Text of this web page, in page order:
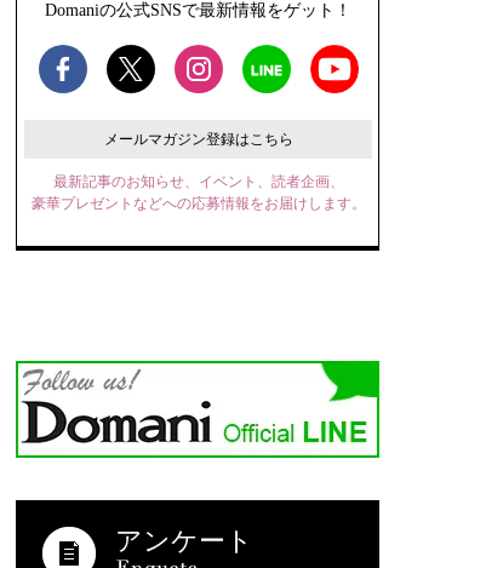
Domaniの公式SNSで最新情報をゲット！
メールマガジン登録はこちら
最新記事のお知らせ、イベント、読者企画、
豪華プレゼントなどへの応募情報をお届けします。
アンケート